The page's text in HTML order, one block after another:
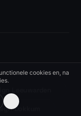
Dokkum
cookies en, na